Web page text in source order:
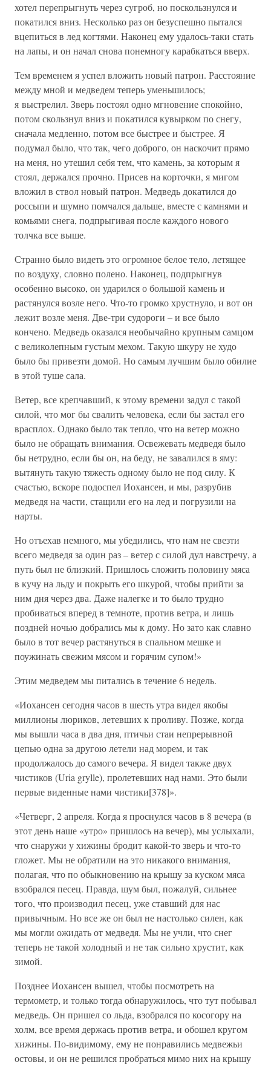
хотел перепрыгнуть через сугроб, но поскользнулся и
покатился вниз. Несколько раз он безуспешно пытался
вцепиться в лед когтями. Наконец ему удалось-таки стать
на лапы, и он начал снова понемногу карабкаться вверх.
Тем временем я успел вложить новый патрон. Расстояние
между мной и медведем теперь уменьшилось;
я выстрелил. Зверь постоял одно мгновение спокойно,
потом скользнул вниз и покатился кувырком по снегу,
сначала медленно, потом все быстрее и быстрее. Я
подумал было, что так, чего доброго, он наскочит прямо
на меня, но утешил себя тем, что камень, за которым я
стоял, держался прочно. Присев на корточки, я мигом
вложил в ствол новый патрон. Медведь докатился до
россыпи и шумно помчался дальше, вместе с камнями и
комьями снега, подпрыгивая после каждого нового
толчка все выше.
Странно было видеть это огромное белое тело, летящее
по воздуху, словно полено. Наконец, подпрыгнув
особенно высоко, он ударился о большой камень и
растянулся возле него. Что-то громко хрустнуло, и вот он
лежит возле меня. Две-три судороги – и все было
кончено. Медведь оказался необычайно крупным самцом
с великолепным густым мехом. Такую шкуру не худо
было бы привезти домой. Но самым лучшим было обилие
в этой туше сала.
Ветер, все крепчавший, к этому времени задул с такой
силой, что мог бы свалить человека, если бы застал его
врасплох. Однако было так тепло, что на ветер можно
было не обращать внимания. Освежевать медведя было
бы нетрудно, если бы он, на беду, не завалился в яму:
вытянуть такую тяжесть одному было не под силу. К
счастью, вскоре подоспел Иохансен, и мы, разрубив
медведя на части, стащили его на лед и погрузили на
нарты.
Но отъехав немного, мы убедились, что нам не свезти
всего медведя за один раз – ветер с силой дул навстречу, а
путь был не близкий. Пришлось сложить половину мяса
в кучу на льду и покрыть его шкурой, чтобы прийти за
ним дня через два. Даже налегке и то было трудно
пробиваться вперед в темноте, против ветра, и лишь
поздней ночью добрались мы к дому. Но зато как славно
было в тот вечер растянуться в спальном мешке и
поужинать свежим мясом и горячим супом!»
Этим медведем мы питались в течение 6 недель.
«Иохансен сегодня часов в шесть утра видел якобы
миллионы люриков, летевших к проливу. Позже, когда
мы вышли часа в два дня, птичьи стаи непрерывной
цепью одна за другою летели над морем, и так
продолжалось до самого вечера. Я видел также двух
чистиков (Uria grylle), пролетевших над нами. Это были
первые виденные нами чистики[378]».
«Четверг, 2 апреля. Когда я проснулся часов в 8 вечера (в
этот день наше «утро» пришлось на вечер), мы услыхали,
что снаружи у хижины бродит какой-то зверь и что-то
гложет. Мы не обратили на это никакого внимания,
полагая, что по обыкновению на крышу за куском мяса
взобрался песец. Правда, шум был, пожалуй, сильнее
того, что производил песец, уже ставший для нас
привычным. Но все же он был не настолько силен, как
мы могли ожидать от медведя. Мы не учли, что снег
теперь не такой холодный и не так сильно хрустит, как
зимой.
Позднее Иохансен вышел, чтобы посмотреть на
термометр, и только тогда обнаружилось, что тут побывал
медведь. Он пришел со льда, взобрался по косогору на
холм, все время держась против ветра, и обошел кругом
хижины. По-видимому, ему не понравились медвежьи
остовы, и он не решился пробраться мимо них на крышу